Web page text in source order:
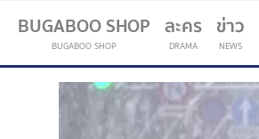
BUGABOO SHOP
BUGABOO SHOP
ละคร
DRAMA
ข่าว
NEWS